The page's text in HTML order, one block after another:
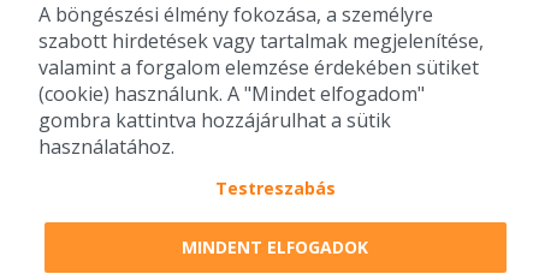
2010-2026 Copyright - Falatozz.hu - Diston-line Kft.
Pizza, gyros, hamburger, menük kedvező áron, egy helyen az összes
A böngészési élmény fokozása, a személyre
szabott hirdetések vagy tartalmak megjelenítése,
valamint a forgalom elemzése érdekében sütiket
(cookie) használunk. A "Mindet elfogadom"
gombra kattintva hozzájárulhat a sütik
használatához.
Testreszabás
MINDENT ELFOGADOK